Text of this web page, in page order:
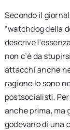
Secondo il
“watchdog della
descrive
non c’è da
attacchi anche
ragione lo sono
postsocialisti.
anche prima, ma
godevano di una